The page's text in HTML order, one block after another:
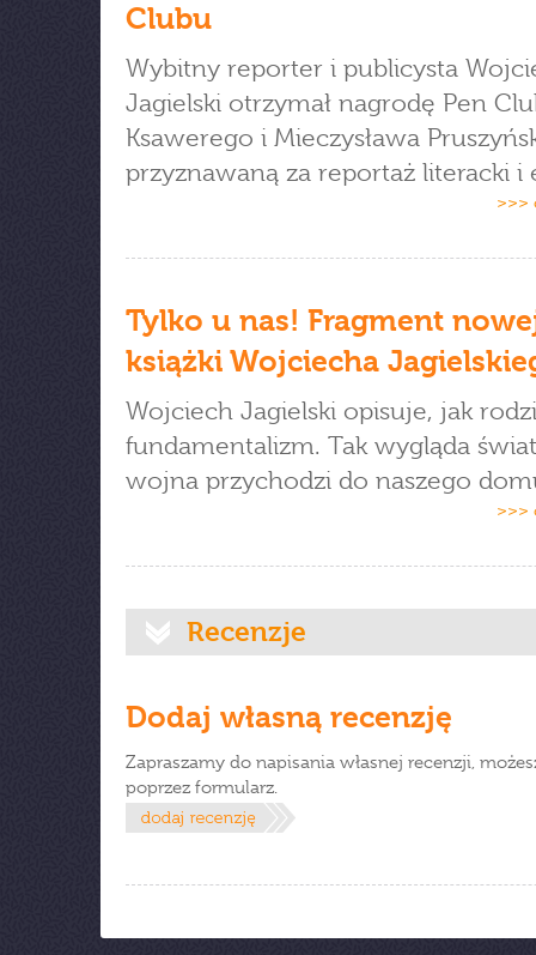
Clubu
Wybitny reporter i publicysta
Jagielski otrzymał nagrodę Pen
Ksawerego i Mieczysława
przyznawaną za reportaż literacki i
>>>
Tylko u nas! Fragment
książki Wojciecha
Wojciech Jagielski opisuje, jak
fundamentalizm. Tak wygląda
wojna przychodzi do naszego
>>>
Recenzje
Dodaj własną recenzję
Zapraszamy do napisania własnej recenzji,
poprzez formularz.